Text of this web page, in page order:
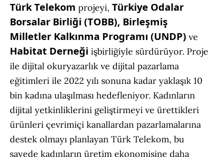
Türk Telekom projeyi, Türkiye Odalar
Borsalar Birliği (TOBB), Birleşmiş
Milletler Kalkınma Programı (UNDP) ve
Habitat Derneği işbirliğiyle sürdürüyor. Proje
ile dijital okuryazarlık ve dijital pazarlama
eğitimleri ile 2022 yılı sonuna kadar yaklaşık 10
bin kadına ulaşılması hedefleniyor. Kadınların
dijital yetkinliklerini geliştirmeyi ve ürettikleri
ürünleri çevrimiçi kanallardan pazarlamalarına
destek olmayı planlayan Türk Telekom, bu
sayede kadınların üretim ekonomisine daha